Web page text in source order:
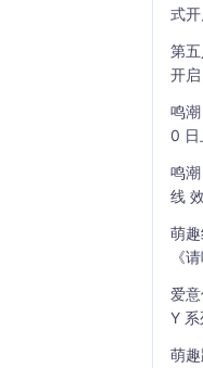
式
第
开
鸣
0 日
鸣
线
萌
《
爱
Y
萌